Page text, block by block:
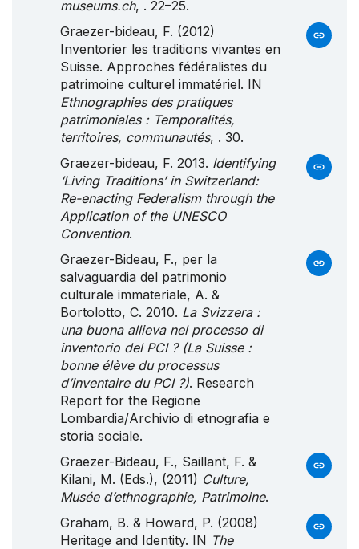
museums.ch, . 22–25.
Graezer-bideau, F. (2012)
Inventorier les traditions vivantes en
Suisse. Approches fédéralistes du
patrimoine culturel immatériel. IN
Ethnographies des pratiques
patrimoniales : Temporalités,
territoires, communautés, . 30.
Graezer-bideau, F. 2013. Identifying
‘Living Traditions’ in Switzerland:
Re-enacting Federalism through the
Application of the UNESCO
Convention.
Graezer-Bideau, F., per la
salvaguardia del patrimonio
culturale immateriale, A. &
Bortolotto, C. 2010. La Svizzera:
una buona allieva nel processo di
inventorio del PCI? (La Suisse:
bonne élève du processus
d’inventaire du PCI?). Research
Report for the Regione
Lombardia/Archivio di etnografia e
storia sociale.
Graezer-Bideau, F., Saillant, F. &
Kilani, M. (Eds.), (2011) Culture,
Musée d’ethnographie, Patrimoine.
Graham, B. & Howard, P. (2008)
Heritage and Identity. IN The